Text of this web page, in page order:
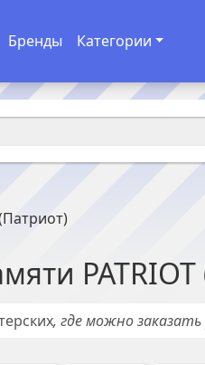
Бренды Категории
, где можно